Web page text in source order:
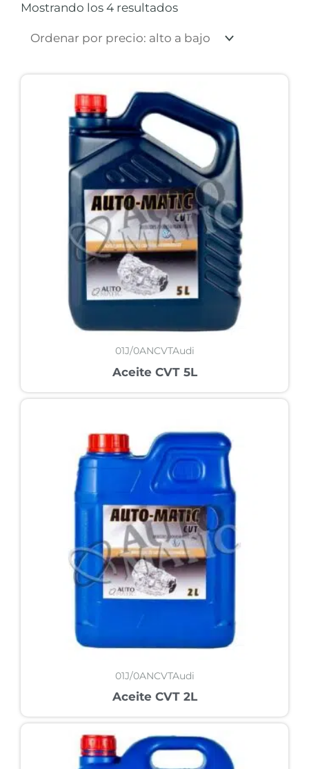
Mostrando los 4 resultadosalto
bajo
01J/0ANCVTAudi
Aceite CVT 5L
01J/0ANCVTAudi
Aceite CVT 2L